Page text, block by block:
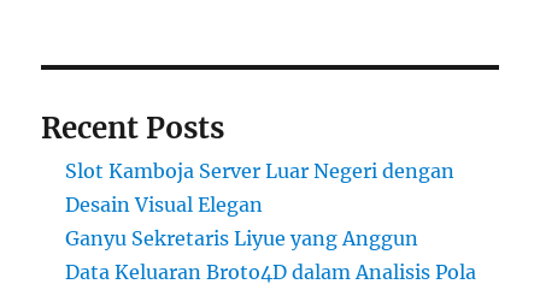
Recent Posts
Slot Kamboja Server Luar Negeri dengan
Desain Visual Elegan
Ganyu Sekretaris Liyue yang Anggun
Data Keluaran Broto4D dalam Analisis Pola